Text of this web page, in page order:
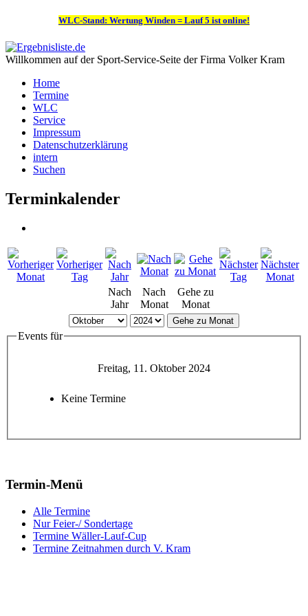
WLC-Stand: Wertung Winden = Lauf 5 ist online!
Willkommen auf der Sport-Service-Seite der Firma Volker Kram
Home
Termine
WLC
Service
Impressum
Datenschutzerklärung
intern
Suchen
Terminkalender
Nach
Jahr
Nach
Monat
Gehe zu
Monat
Gehe zu Monat
Events für
Freitag, 11. Oktober 2024
Keine Termine
Termin-Menü
Alle Termine
Nur Feier-/ Sondertage
Termine Wäller-Lauf-Cup
Termine Zeitnahmen durch V. Kram